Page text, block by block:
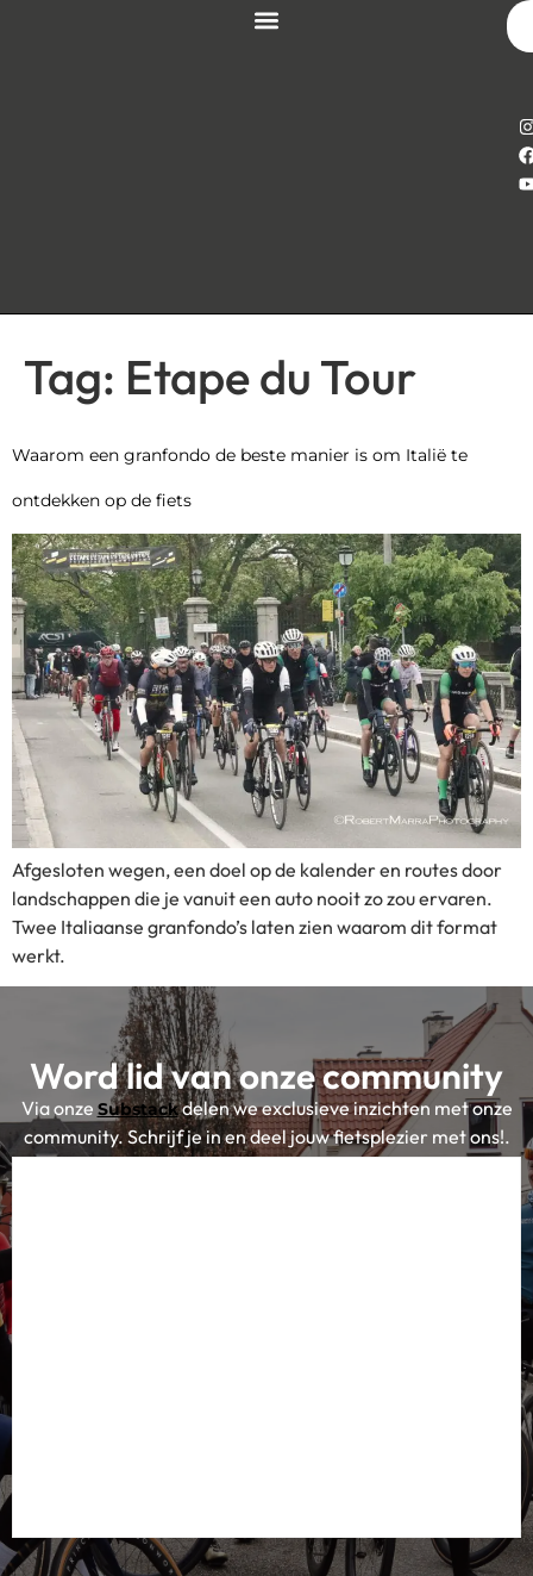
Tag: Etape du Tour
Waarom een granfondo de beste manier is om Italië te
ontdekken op de fiets
Afgesloten wegen, een doel op de kalender en routes door
landschappen die je vanuit een auto nooit zo zou ervaren.
Twee Italiaanse granfondo’s laten zien waarom dit format
werkt.
Word lid van onze community
Via onze Substackdelen we exclusieve inzichten met onze
community. Schrijf je in en deel jouw fietsplezier met ons!.